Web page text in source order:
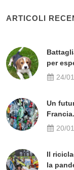
ARTICOLI
per
24/
Un
Francia.
20/
Il
la